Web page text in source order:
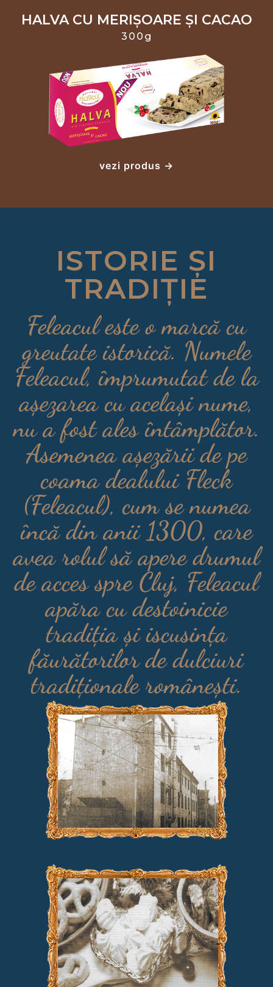
HALVA CU MERIȘOARE ȘI CACAO
300g
vezi produs →
ISTORIE ȘI
TRADIȚIE
Feleacul este o marcă cu
greutate istorică. Numele
Feleacul, împrumutat de la
așezarea cu același nume,
nu a fost ales întâmplător.
Asemenea așezării de pe
coama dealului Fleck
(Feleacul), cum se numea
încă din anii 1300, care
avea rolul să apere drumul
de acces spre Cluj, Feleacul
apăra cu destoinicie
tradiția și iscusința
făurătorilor de dulciuri
tradiționale românești.